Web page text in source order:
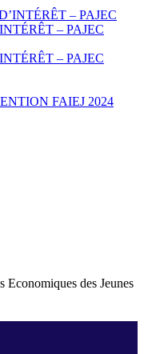
– PAJEC
– PAJEC
FAIEJ 2024
des Jeunes